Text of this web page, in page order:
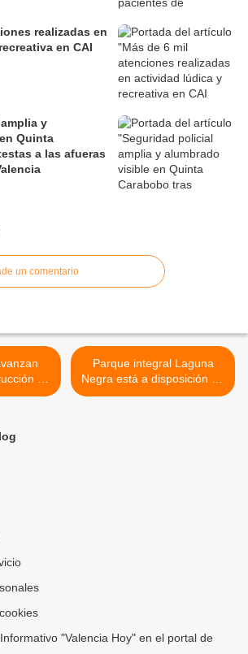
realizadas en
en CAI
y
Quinta
a las afueras
un comentario
en
Parque integral Laguna
Negra está a disposición de
todos los ciudadanos y
"Valencia Hoy" en el portal de